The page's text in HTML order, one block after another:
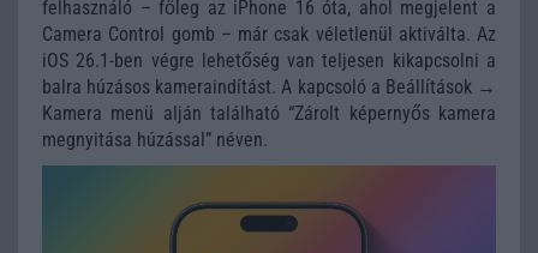
felhasználó – főleg az iPhone 16 óta, ahol megjelent a
Camera Control gomb – már csak véletlenül aktiválta. Az
iOS 26.1-ben végre lehetőség van teljesen kikapcsolni a
balra húzásos kameraindítást. A kapcsoló a Beállítások →
Kamera menü alján található “Zárolt képernyős kamera
megnyitása húzással” néven.